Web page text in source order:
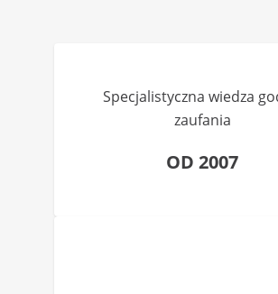
Specjalistyczna wiedza
zaufania
OD 2007